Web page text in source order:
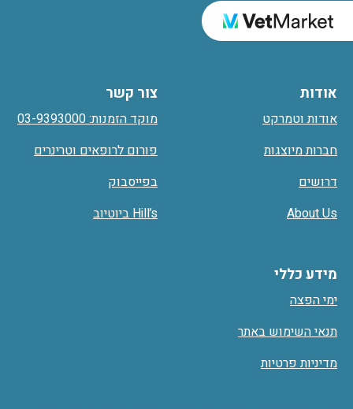
אודות
אודות וטמרקט
חברות מיוצגות
דרושים
About Us
מידע כללי
ימי הפצה
תנאי השימוש באתר
מדיניות פרטיות
צור קשר
מוקד הזמנות: 03-9393000
פורום לרופאים וטרינרים
בפייסבוק
Hill’s ביוטיוב